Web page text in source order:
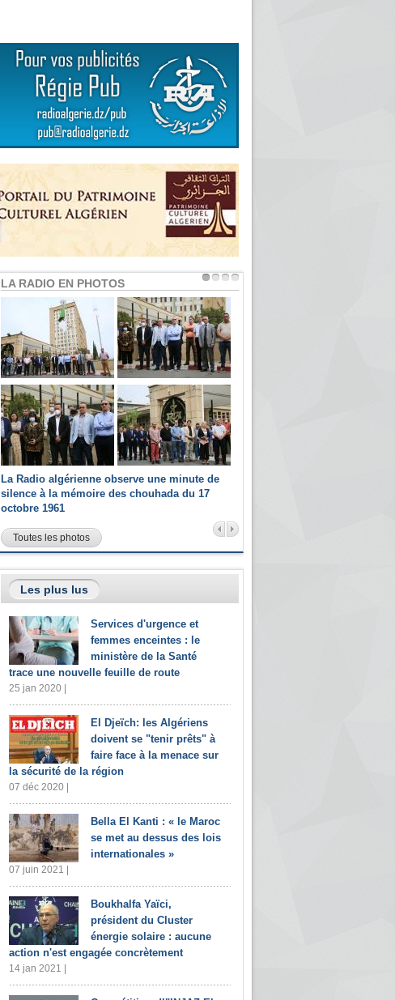
LA RADIO EN PHOTOS
La Radio algérienne observe une minute de
silence à la mémoire des chouhada du 17
octobre 1961
Toutes les photos
Les plus lus
Services d'urgence et
femmes enceintes : le
ministère de la Santé
trace une nouvelle feuille de route
25 jan 2020 |
El Djeïch: les Algériens
doivent se "tenir prêts" à
faire face à la menace sur
la sécurité de la région
07 déc 2020 |
Bella El Kanti : « le Maroc
se met au dessus des lois
internationales »
07 juin 2021 |
Boukhalfa Yaïci,
président du Cluster
énergie solaire : aucune
action n'est engagée concrètement
14 jan 2021 |